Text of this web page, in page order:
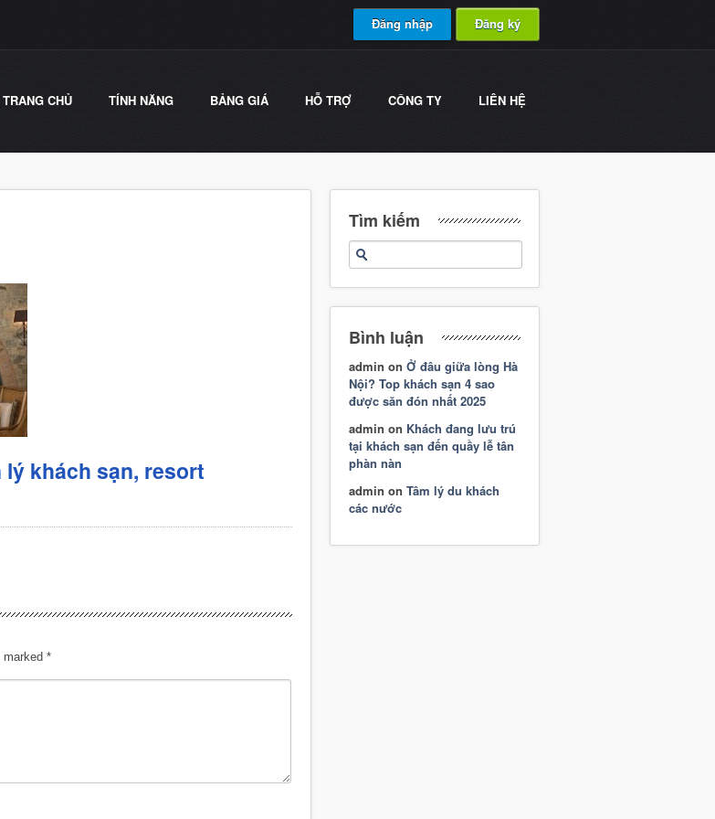
Đăng nhập Đăng ký
TRANG CHỦ TÍNH NĂNG BẢNG GIÁ HỖ TRỢ CÔNG TY LIÊN HỆ
lý khách sạn, resort
marked *
Tìm kiếm
Bình luận
admin on Ở đâu giữa lòng Hà
Nội? Top khách sạn 4 sao
được săn đón nhất 2025
admin on Khách đang lưu trú
tại khách sạn đến quầy lễ tân
phàn nàn
admin on Tâm lý du khách
các nước